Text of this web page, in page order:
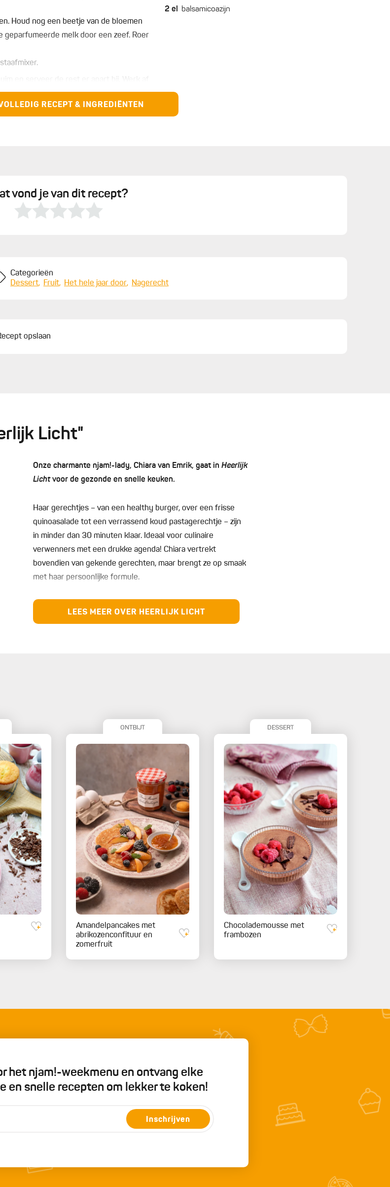
2 el balsamicoazijn
Houd nog een beetje van de bloemen
geparfumeerde melk door een zeef. Roer
RECEPT & INGREDIËNTEN
vond je van dit recept?
Categorieën
Dessert
Fruit Het hele jaar door Nagerecht
opslaan
Licht"
Onze charmante njam!-lady, Chiara van Emrik, gaat inHeerlijk
Lichtvoor de gezonde en snelle keuken.
Haar gerechtjes – van een healthy burger, over een frisse
quinoasalade tot een verrassend koud pastagerechtje – zijn
in minder dan 30 minuten klaar. Ideaal voor culinaire
verwenners met een drukke agenda! Chiara vertrekt
bovendien van gekende gerechten, maar brengt ze op smaak
met haar persoonlijke formule.
LEES MEER OVER HEERLIJK LICHT
ONTBIJT
Amandelpancakes met
abrikozenconfituur en
zomerfruit
DESSERT
Chocolademousse met
frambozen
het njam!-weekmenu en ontvang elke
en snelle recepten om lekker te koken!
Inschrijven